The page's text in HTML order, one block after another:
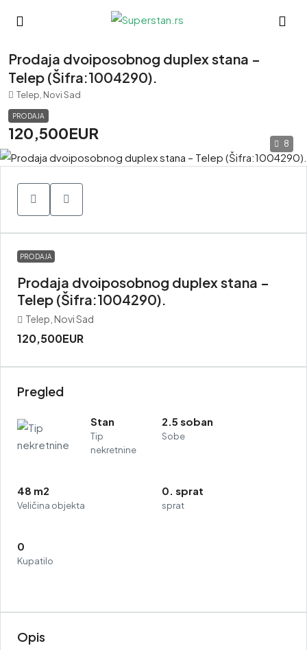
Prodaja dvoiposobnog duplex stana –
Telep (Šifra:1004290).
Telep, Novi Sad
PRODAJA
120,500EUR
8
PRODAJA
Prodaja dvoiposobnog duplex stana –
Telep (Šifra:1004290).
Telep, Novi Sad
120,500EUR
Pregled
Stan
Tip
nekretnine
2.5 soban
Sobe
48 m2
Veličina objekta
0. sprat
sprat
0
Kupatilo
Opis